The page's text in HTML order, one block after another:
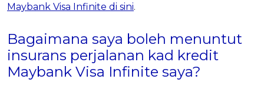
Maybank Visa Infinite di sini.
Bagaimana saya boleh menuntut
insurans perjalanan kad kredit
Maybank Visa Infinite saya?